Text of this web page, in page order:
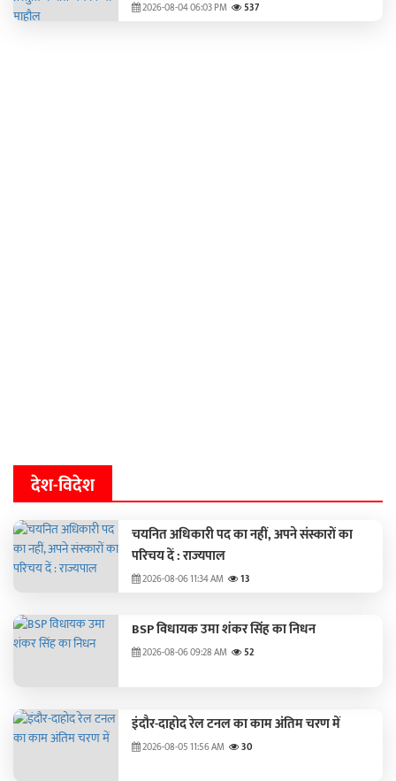
2026-08-04 06:03 PM 537
देश-विदेश
चयनित अधिकारी पद का नहीं, अपने संस्कारों का
परिचय दें : राज्यपाल
2026-08-06 11:34 AM 13
BSP विधायक उमा शंकर सिंह का निधन
2026-08-06 09:28 AM 52
इंदौर-दाहोद रेल टनल का काम अंतिम चरण में
2026-08-05 11:56 AM 30